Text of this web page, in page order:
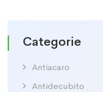
Categorie
Antiacaro
Antidecubito